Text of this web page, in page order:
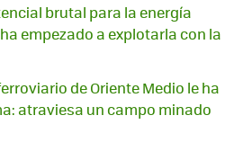
brutal para la energía
empezado a explotarla con la
de Oriente Medio le ha
atraviesa un campo minado